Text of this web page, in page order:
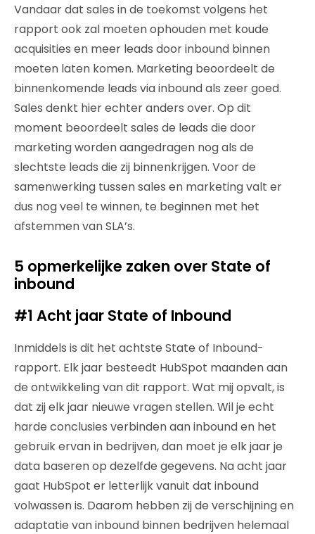
Vandaar dat sales in de toekomst volgens het
rapport ook zal moeten ophouden met koude
acquisities en meer leads door inbound binnen
moeten laten komen. Marketing beoordeelt de
binnenkomende leads via inbound als zeer goed.
Sales denkt hier echter anders over. Op dit
moment beoordeelt sales de leads die door
marketing worden aangedragen nog als de
slechtste leads die zij binnenkrijgen. Voor de
samenwerking tussen sales en marketing valt er
dus nog veel te winnen, te beginnen met het
afstemmen van SLA’s.
5 opmerkelijke zaken over State of
inbound
#1 Acht jaar State of Inbound
Inmiddels is dit het achtste State of Inbound-
rapport. Elk jaar besteedt HubSpot maanden aan
de ontwikkeling van dit rapport. Wat mij opvalt, is
dat zij elk jaar nieuwe vragen stellen. Wil je echt
harde conclusies verbinden aan inbound en het
gebruik ervan in bedrijven, dan moet je elk jaar je
data baseren op dezelfde gegevens. Na acht jaar
gaat HubSpot er letterlijk vanuit dat inbound
volwassen is. Daarom hebben zij de verschijning en
adaptatie van inbound binnen bedrijven helemaal